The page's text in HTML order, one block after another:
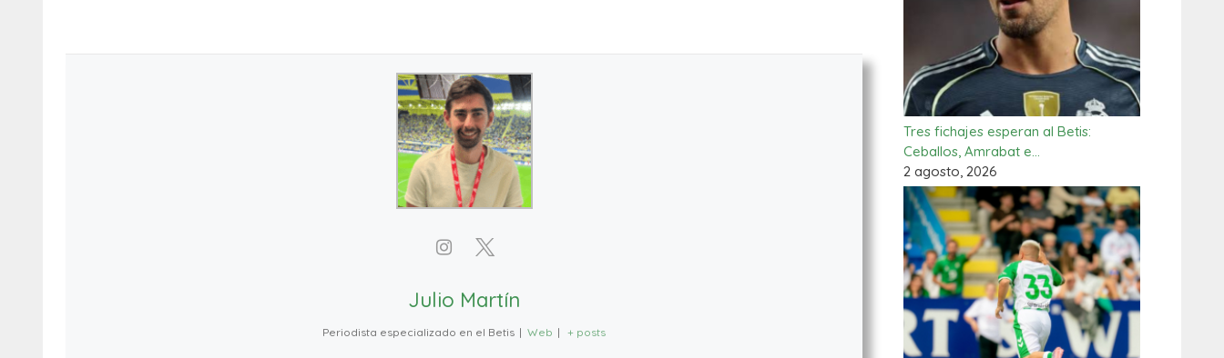
Julio Martín
Periodista especializado en el Betis | Web | + posts
Tres fichajes esperan al Betis:
Ceballos, Amrabat e…
2 agosto, 2026